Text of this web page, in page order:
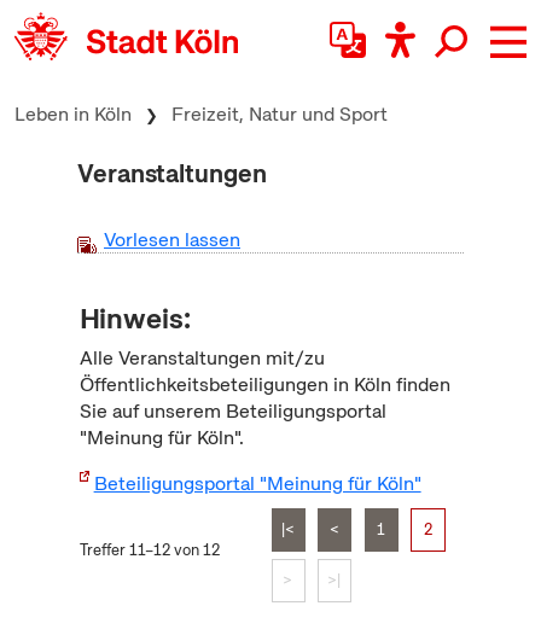
zum Inhalt springen
Leben in Köln Freizeit, Natur und Sport
Veranstaltungen
Vorlesen lassen
Hinweis:
Alle Veranstaltungen mit/zu
Öffentlichkeitsbeteiligungen in Köln finden
Sie auf unserem Beteiligungsportal
"Meinung für Köln".
Beteiligungsportal "Meinung für Köln"
Treffer 11–12 von 12
|< < 1 2
> >|